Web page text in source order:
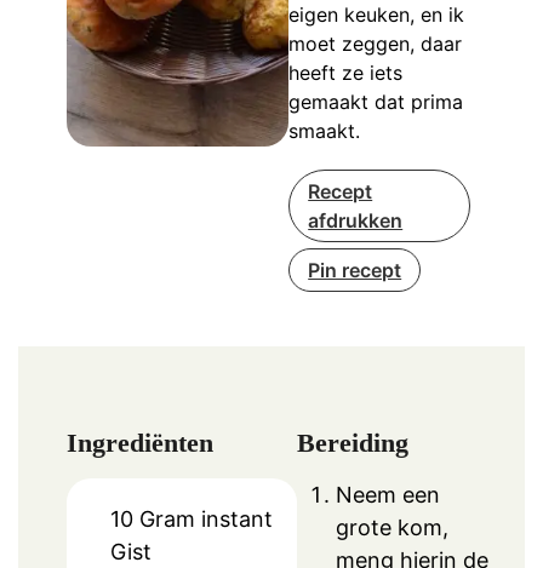
eigen keuken, en ik
moet zeggen, daar
heeft ze iets
gemaakt dat prima
smaakt.
Recept
afdrukken
Pin recept
Ingrediënten
10 Gram instant
Gist
Bereiding
Neem een
grote kom,
meng hierin de